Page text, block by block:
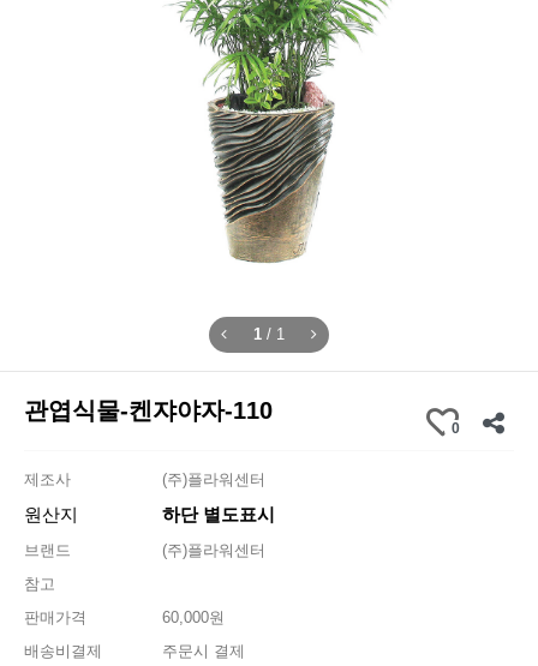
1 / 1
관엽식물-켄쟈야자-110
0
제조사 (주)플라워센터
원산지 하단 별도표시
브랜드
(주)플라워센터
참고
판매가격
60,000원
배송비결제
주문시 결제